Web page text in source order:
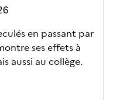
en passant par
ses effets à
aussi au collège.